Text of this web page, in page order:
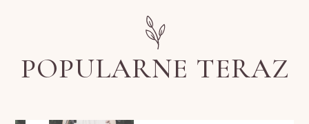
POPULARNE TERAZ